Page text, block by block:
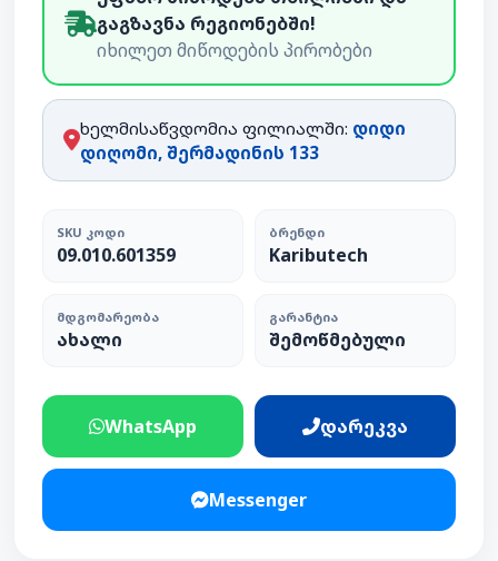
გაგზავნა რეგიონებში!
იხილეთ მიწოდების პირობები
ხელმისაწვდომია ფილიალში: დიდი
დიღომი, შერმადინის 133
SKU ᲙᲝᲓᲘ
09.010.601359
ᲑᲠᲔᲜᲓᲘ
Kaributech
ᲛᲓᲒᲝᲛᲐᲠᲔᲝᲑᲐ
ახალი
ᲒᲐᲠᲐᲜᲢᲘᲐ
შემოწმებული
WhatsApp დარეკვა
Messenger